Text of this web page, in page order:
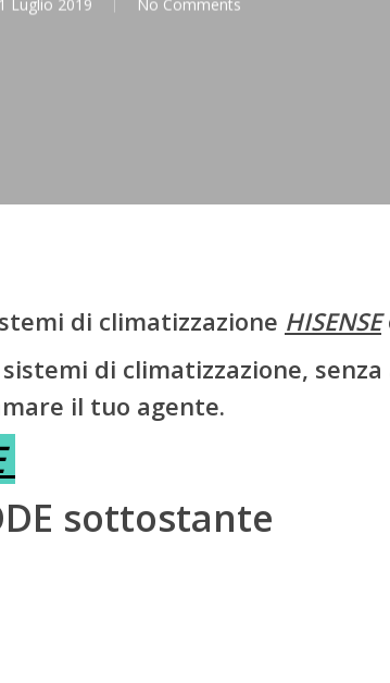
Luglio 2019 No Comments
di climatizzazione HISENSE
di climatizzazione,
il tuo agente.
sottostante